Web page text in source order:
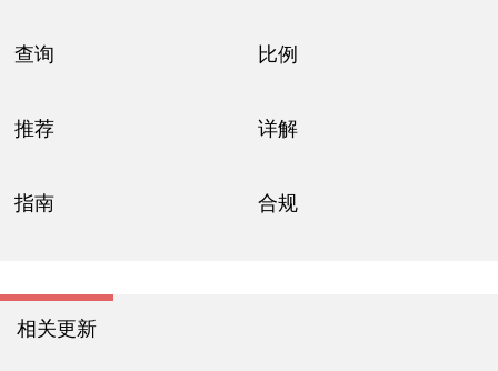
查询 比例
推荐 详解
指南 合规
相关更新